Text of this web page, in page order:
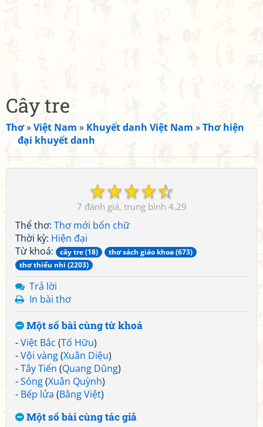
Cây tre
Thơ»Việt Nam » Khuyết danh Việt Nam »Thơ hiện
đại khuyết danh
☆
☆
☆
☆
☆
7 4.29
Thể thơ: Thơ mới bốn chữ
Thời kỳ: Hiện đại
Từ khoá:
cây tre (18)
thơ sách giáo khoa (673)
thơ thiếu nhi (2203)
Trả lời
In bài thơ
Một số bài cùng từ khoá
-Việt Bắc (Tố Hữu)
-Vội vàng(Xuân Diệu)
-Tây Tiến (Quang Dũng)
-Sóng(Xuân Quỳnh)
- Bếp lửa (Bằng Việt)
Một số bài cùng tác giả